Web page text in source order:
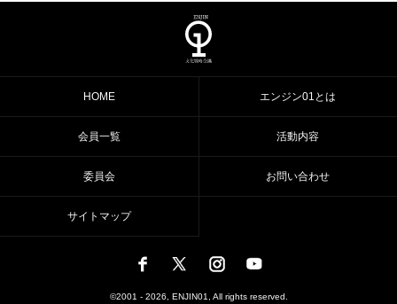
HOME エンジン01とは
会員一覧 活動内容
委員会 お問い合わせ
サイトマップ
©2001 - 2026, ENJIN01, All rights reserved.